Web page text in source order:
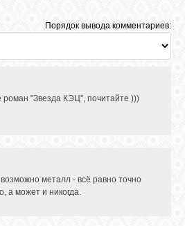
Порядок вывода комментариев:
"Звезда КЭЦ", почитайте )))
металл - всё равно точно
а может и никогда.